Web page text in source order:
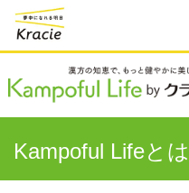
Kampoful Lifeとは